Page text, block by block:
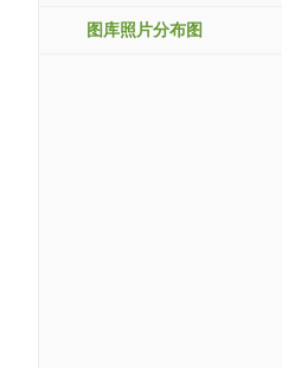
图库照片分布图